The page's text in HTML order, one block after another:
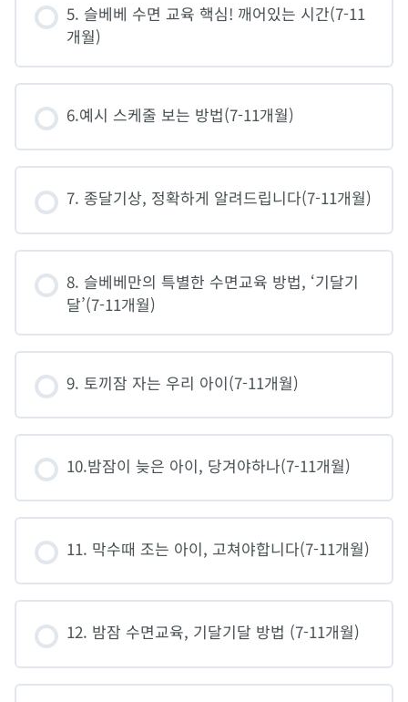
5. 슬베베 수면 교육 핵심! 깨어있는 시간(7-11
개월)
6.예시 스케줄 보는 방법(7-11개월)
7. 종달기상, 정확하게 알려드립니다(7-11개월)
8. 슬베베만의 특별한 수면교육 방법, ‘기달기
달’(7-11개월)
9. 토끼잠 자는 우리 아이(7-11개월)
10.밤잠이 늦은 아이, 당겨야하나(7-11개월)
11. 막수때 조는 아이, 고쳐야합니다(7-11개월)
12. 밤잠 수면교육, 기달기달 방법 (7-11개월)